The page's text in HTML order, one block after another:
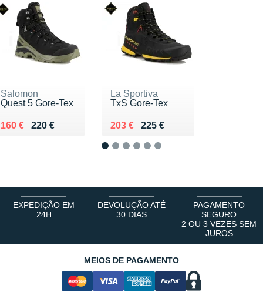
Salomon
Quest 5 Gore-Tex
220 €
Au lieu de 220 €
160 €
Vendu 160 €
La Sportiva
TxS Gore-Tex
225 €
Au lieu de 225 €
203 €
Vendu 203 €
EXPEDIÇÃO EM
24H
DEVOLUÇÃO ATÉ
30 DIAS
PAGAMENTO
SEGURO
2 OU 3 VEZES SEM
JUROS
MEIOS DE PAGAMENTO